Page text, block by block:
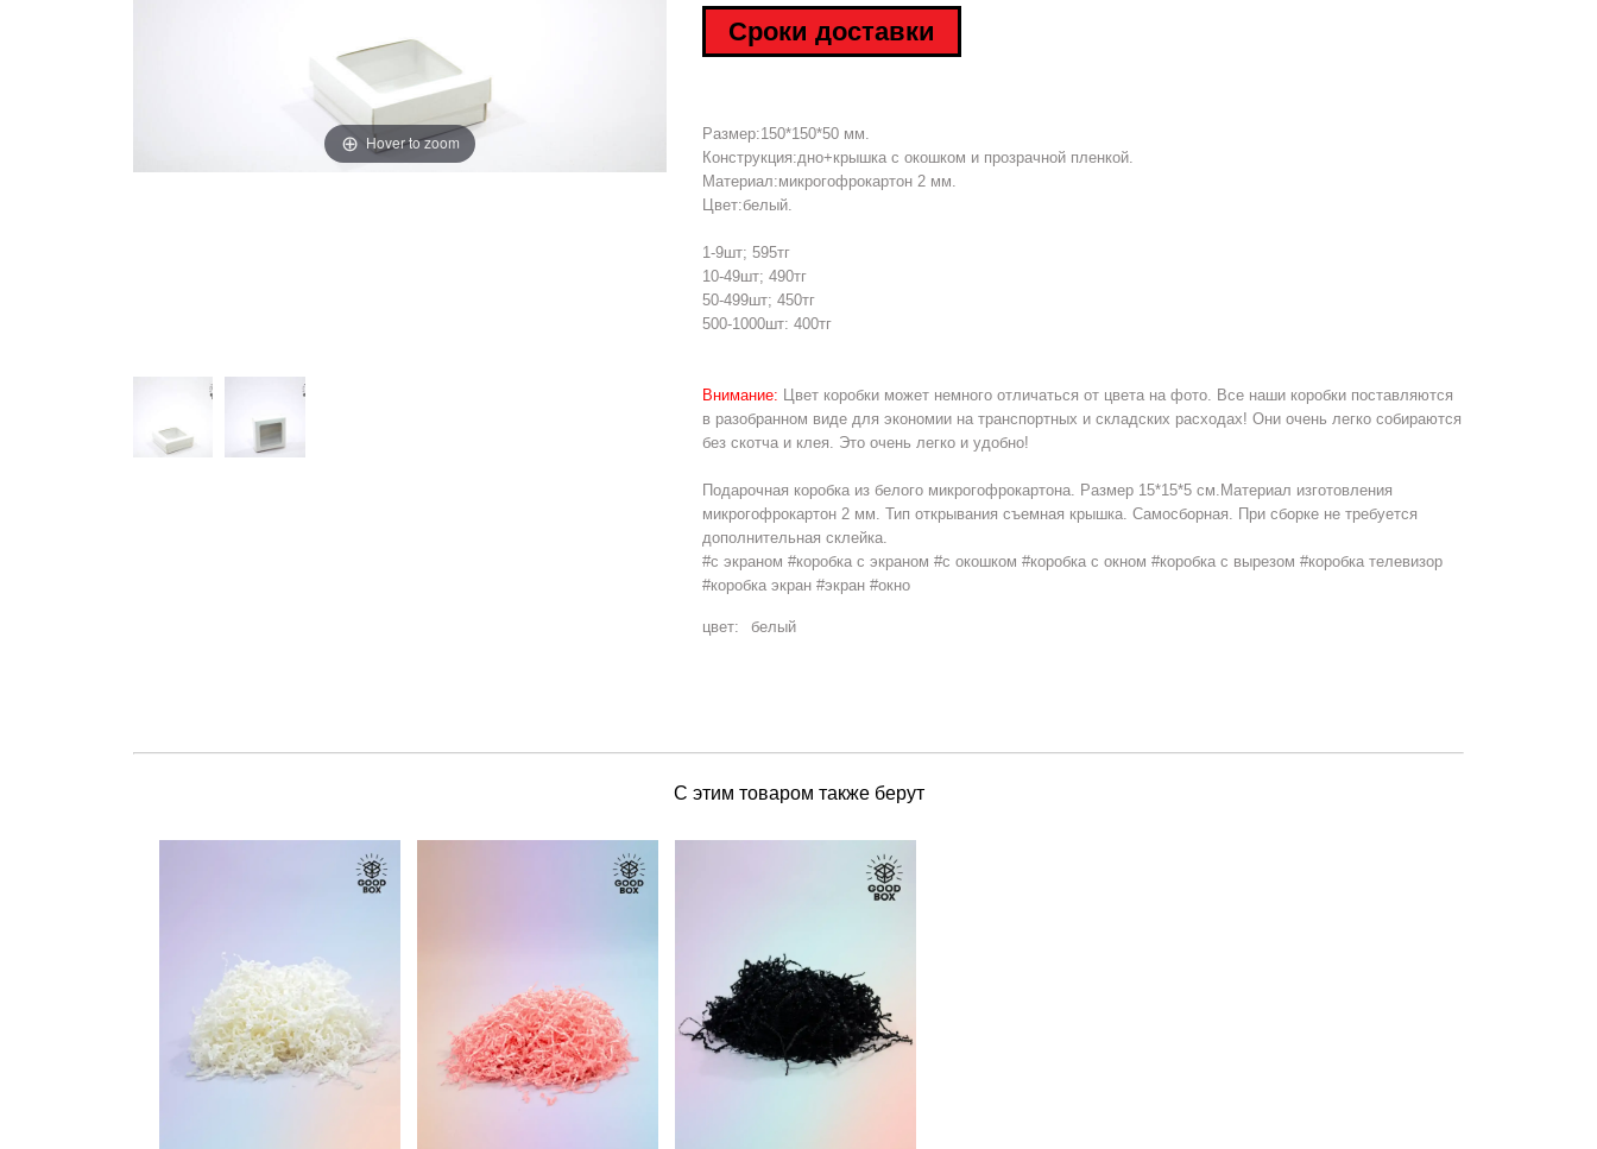
Hover to zoom
Сроки доставки
Размер:150*150*50 мм.
Конструкция:дно+крышка с окошком и прозрачной пленкой.
Материал:микрогофрокартон 2 мм.
Цвет:белый.
1-9шт; 595тг
10-49шт; 490тг
50-499шт; 450тг
500-1000шт: 400тг
Внимание: Цвет коробки может немного отличаться от цвета на фото. Все наши коробки поставляются
в разобранном виде для экономии на транспортных и складских расходах! Они очень легко собираются
без скотча и клея. Это очень легко и удобно!
Подарочная коробка из белого микрогофрокартона. Размер 15*15*5 см.Материал изготовления
микрогофрокартон 2 мм. Тип открывания съемная крышка. Самосборная. При сборке не требуется
дополнительная склейка.
#с экраном #коробка с экраном #с окошком #коробка с окном #коробка с вырезом #коробка телевизор
#коробка экран #экран #окно
цвет: белый
С этим товаром также берут